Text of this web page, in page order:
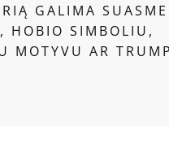
GALIMA
HOBIO SIMBOLIU,
MOTYVU AR